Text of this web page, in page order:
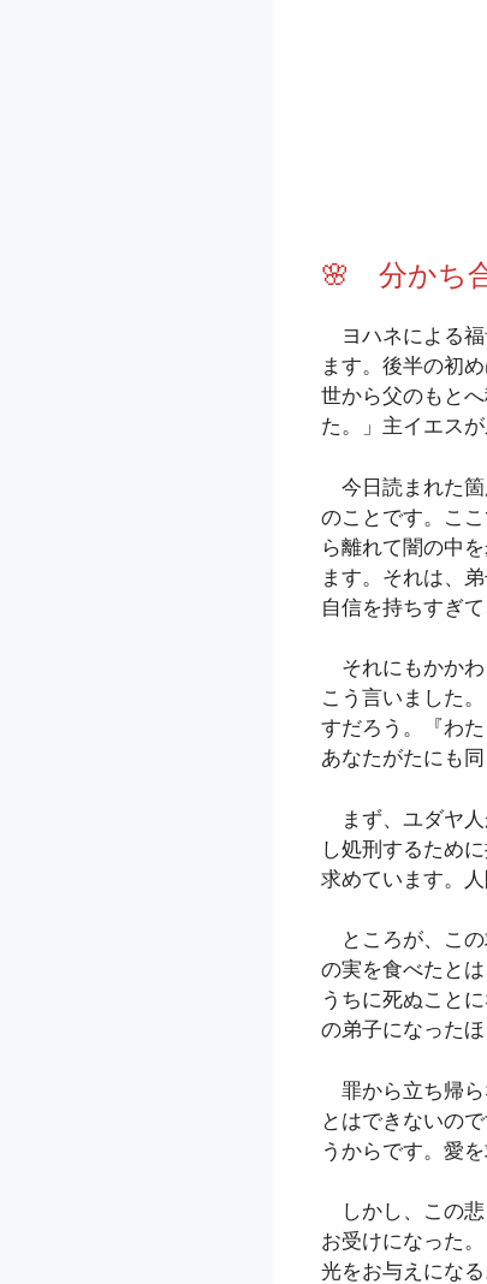
🌸 分かち
ヨハネによる福
ます。後半の初
世から父のもと
た。」主イエス
今日読まれた箇
のことです。こ
ら離れて闇の中
ます。それは、
自信を持ちすぎ
それにもかかわ
こう言いました
すだろう。『わ
あなたがたにも
まず、ユダヤ人
し処刑するため
求めています。
ところが、この
の実を食べたと
うちに死ぬこと
の弟子になった
罪から立ち帰ら
とはできないの
うからです。愛
しかし、この悲
お受けになった
光をお与えにな